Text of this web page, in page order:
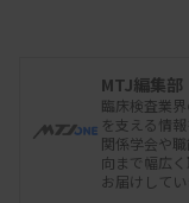
川本耀拓（広島
マフォリン3F
「血清グライコ
MTJ編集部
臨床検査業
を支える情
関係学会や
向まで幅広
お届けしてい